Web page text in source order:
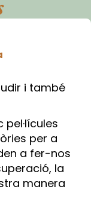
i també
pel·lícules
per a
a fer-nos
la
manera